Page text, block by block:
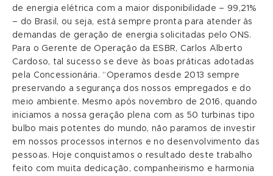
de energia elétrica com a maior disponibilidade – 99,21%
– do Brasil, ou seja, está sempre pronta para atender às
demandas de geração de energia solicitadas pelo ONS.
Para o Gerente de Operação da ESBR, Carlos Alberto
Cardoso, tal sucesso se deve às boas práticas adotadas
pela Concessionária. “Operamos desde 2013 sempre
preservando a segurança dos nossos empregados e do
meio ambiente. Mesmo após novembro de 2016, quando
iniciamos a nossa geração plena com as 50 turbinas tipo
bulbo mais potentes do mundo, não paramos de investir
em nossos processos internos e no desenvolvimento das
pessoas. Hoje conquistamos o resultado deste trabalho
feito com muita dedicação, companheirismo e harmonia